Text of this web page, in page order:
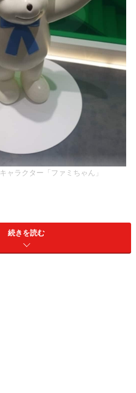
ャラクター「ファミちゃん」
楽しく気軽にアートを体感
アの新しい試み
オープン、「CUBiE（キュービ
続きを読む